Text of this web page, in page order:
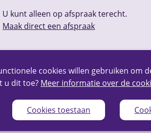
cookies willen gebruiken om
u dit toe? Meer informatie over de
Cookies toestaan
U kunt alleen op afspraak terecht.
Maak direct een afspraak
Over deze website Webarchief